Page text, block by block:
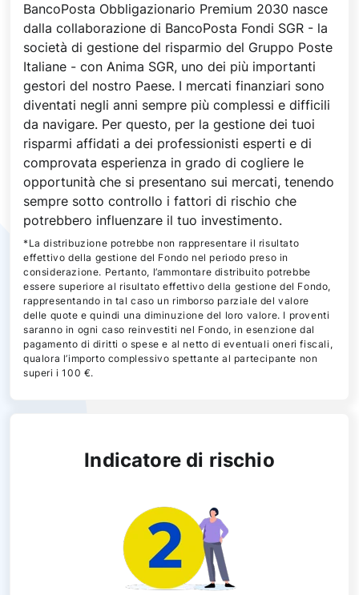
BancoPosta Obbligazionario Premium 2030 nasce
dalla collaborazione di BancoPosta Fondi SGR - la
società di gestione del risparmio del Gruppo Poste
Italiane - con Anima SGR, uno dei più importanti
gestori del nostro Paese. I mercati finanziari sono
diventati negli anni sempre più complessi e difficili
da navigare. Per questo, per la gestione dei tuoi
risparmi affidati a dei professionisti esperti e di
comprovata esperienza in grado di cogliere le
opportunità che si presentano sui mercati, tenendo
sempre sotto controllo i fattori di rischio che
potrebbero influenzare il tuo investimento.
*La distribuzione potrebbe non rappresentare il risultato
effettivo della gestione del Fondo nel periodo preso in
considerazione. Pertanto, l’ammontare distribuito potrebbe
essere superiore al risultato effettivo della gestione del Fondo,
rappresentando in tal caso un rimborso parziale del valore
delle quote e quindi una diminuzione del loro valore. I proventi
saranno in ogni caso reinvestiti nel Fondo, in esenzione dal
pagamento di diritti o spese e al netto di eventuali oneri fiscali,
qualora l’importo complessivo spettante al partecipante non
superi i 100 €.
Indicatore di rischio